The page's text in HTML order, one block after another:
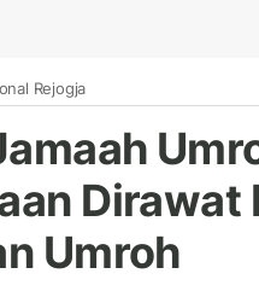
Rejogja
Dirawat
Umroh